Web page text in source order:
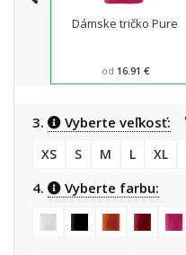
Dámske tričko Pure
od 16.91 €
3. Vyberte veľkosť:
XS
S M L XL
4. Vyberte farbu: